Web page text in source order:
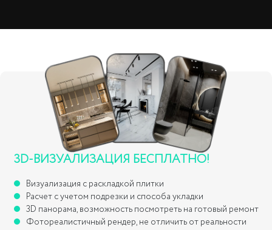
3D-ВИЗУАЛИЗАЦИЯ БЕСПЛАТНО!
Визуализация с раскладкой плитки
Расчет с учетом подрезки и способа укладки
3D панорама, возможность посмотреть на готовый ремонт
Фотореалистичный рендер, не отличить от реальности